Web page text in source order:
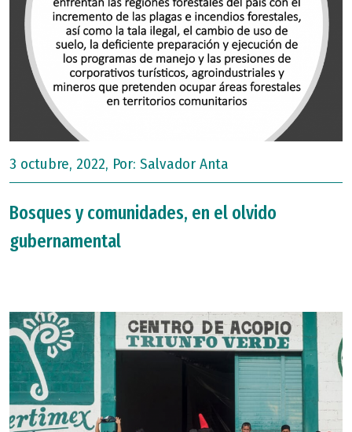
3 octubre, 2022, Por: Salvador Anta
Bosques y comunidades, en el olvido
gubernamental